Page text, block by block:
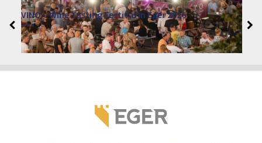
VINO – Wine Tasting Festival in Eger 2026
2026. augusztus 12 - 17.
Eger 3300, Dobó István tér